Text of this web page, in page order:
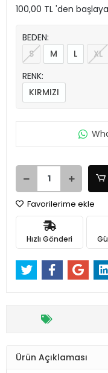
100,00 TL 'den
BEDEN:
S
M L
XL
RENK:
KIRMIZI
Favorilerime ekle
Hızlı Gönderi
Ürün Açıklaması